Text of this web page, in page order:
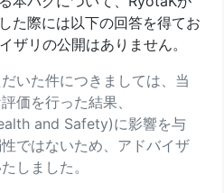
た際には以下の回答を得てお
ザリの公開はありません。
いた件につきましては、当
価を行った結果、
and Safety)に影響を与
ではないため、アドバイザ
しました。